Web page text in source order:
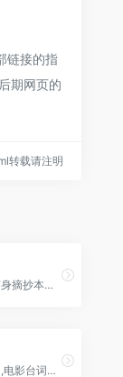
链接的指
期网页的
转载请注明
句子控是一个随身摘抄本，在这里您可以随时发布、收藏和找到您喜欢的句子
找台词网站官网,电影台词搜索,影视素材网站,下载,片段,中文